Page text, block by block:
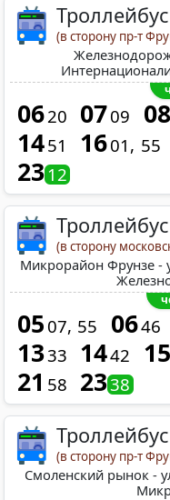
(в сторону пр-т
0620 0709 08
1451 1601 55
23 12
(в сторону
Микрорайон Фрунзе -
05 07 55 0646
1333 1442 15
21 58 2338
(в сторону пр-т
Смоленский рынок -